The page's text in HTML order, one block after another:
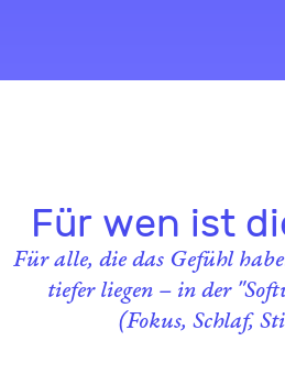
Für wen ist
Für alle, die das Gefühl
tiefer liegen – in der
(Fokus, Schlaf,